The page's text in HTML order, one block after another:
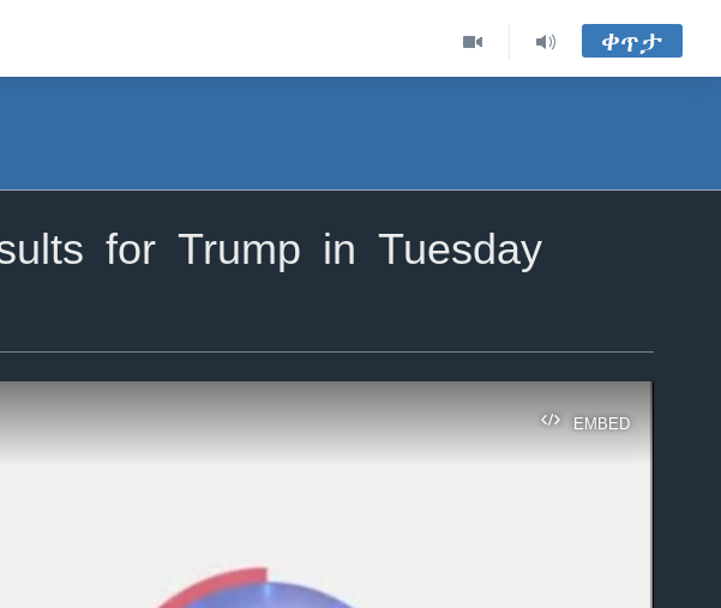
ቀጥታ
for Trump in Tuesday
EMBED